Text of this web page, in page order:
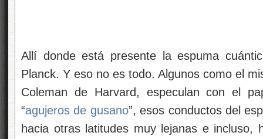
Allí donde está presente la espuma
Planck. Y eso no es todo. Algunos como el
Coleman de Harvard, especulan con el
“agujeros de gusano”, esos conductos del
hacia otras latitudes muy lejanas e incluso,